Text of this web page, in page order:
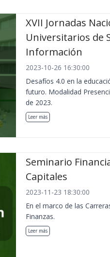
XVII Jornadas
Universitarios de
Información
2023-10-26 16:30:00
Desafíos 4.0 en la
futuro. Modalidad
de 2023.
Leer más
Seminario
Capitales
2023-11-23 18:30:00
En el marco de las
Finanzas.
Leer más